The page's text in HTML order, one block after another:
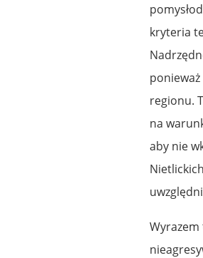
kryteria
regionu.
na
aby nie